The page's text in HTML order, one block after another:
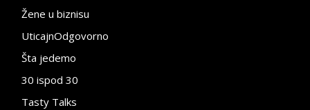
Žene u biznisu
UticajnOdgovorno
Šta jedemo
30 ispod 30
Tasty Talks